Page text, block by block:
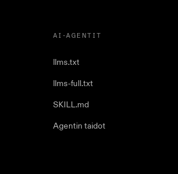
AI-AGENTIT
llms.txt
llms-full.txt
SKILL.md
Agentin taidot